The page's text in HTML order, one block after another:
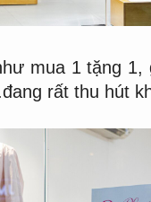
mua 1 tặng 1,
rất thu hút